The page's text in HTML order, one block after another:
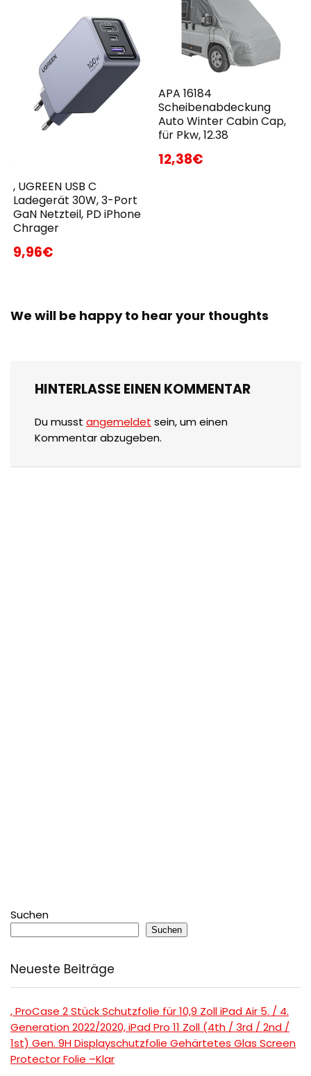
, UGREEN USB C
Ladegerät 30W, 3-Port
GaN Netzteil, PD iPhone
Chrager
9,96€
APA 16184
Scheibenabdeckung
Auto Winter Cabin Cap,
für Pkw, 12.38
12,38€
We will be happy to hear your thoughts
HINTERLASSE EINEN KOMMENTAR
Du musst angemeldet sein, um einen
Kommentar abzugeben.
Suchen
Suchen
Neueste Beiträge
, ProCase 2 Stück Schutzfolie für 10,9 Zoll iPad Air 5. / 4.
Generation 2022/2020, iPad Pro 11 Zoll (4th / 3rd / 2nd /
1st) Gen. 9H Displayschutzfolie Gehärtetes Glas Screen
Protector Folie –Klar